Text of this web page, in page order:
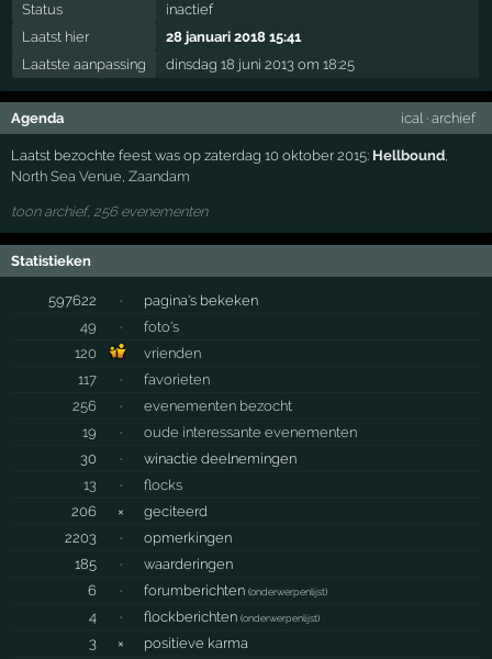
Status
inactief
Laatst hier
28 januari 2018 15:41
Laatste aanpassing
dinsdag 18 juni 2013 om 18:25
Agenda ical· archief
Laatst bezochte feest was op zaterdag 10 oktober 2015: Hellbound,
North Sea Venue,Zaandam
toon archief, 256 evenementen
Statistieken
597622 ·
pagina's bekeken
49
·
foto's
120
vrienden
117
·
favorieten
256
·
evenementen bezocht
19
·
oude interessante evenementen
30
·
winactie deelnemingen
13
·
flocks
206
×
geciteerd
2203
·
opmerkingen
185
·
waarderingen
6
· forumberichten(onderwerpenlijst)
4 · flockberichten(onderwerpenlijst)
3 ×
positieve karma